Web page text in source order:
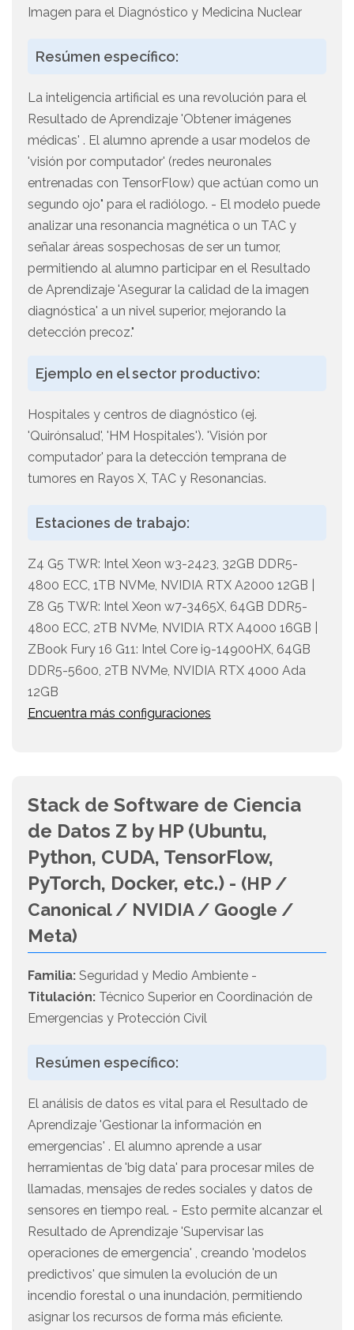
Imagen para el Diagnóstico y Medicina Nuclear
Resúmen específico:
La inteligencia artificial es una revolución para el
Resultado de Aprendizaje 'Obtener imágenes
médicas' . El alumno aprende a usar modelos de
'visión por computador' (redes neuronales
entrenadas con TensorFlow) que actúan como un
segundo ojo" para el radiólogo. - El modelo puede
analizar una resonancia magnética o un TAC y
señalar áreas sospechosas de ser un tumor,
permitiendo al alumno participar en el Resultado
de Aprendizaje 'Asegurar la calidad de la imagen
diagnóstica' a un nivel superior, mejorando la
detección precoz."
Ejemplo en el sector productivo:
Hospitales y centros de diagnóstico (ej.
'Quirónsalud', 'HM Hospitales'). 'Visión por
computador' para la detección temprana de
tumores en Rayos X, TAC y Resonancias.
Estaciones de trabajo:
Z4 G5 TWR: Intel Xeon w3-2423, 32GB DDR5-
4800 ECC, 1TB NVMe, NVIDIA RTX A2000 12GB |
Z8 G5 TWR: Intel Xeon w7-3465X, 64GB DDR5-
4800 ECC, 2TB NVMe, NVIDIA RTX A4000 16GB |
ZBook Fury 16 G11: Intel Core i9-14900HX, 64GB
DDR5-5600, 2TB NVMe, NVIDIA RTX 4000 Ada
12GB
Encuentra más configuraciones
Stack de Software de Ciencia
de Datos Z by HP (Ubuntu,
Python, CUDA, TensorFlow,
PyTorch, Docker, etc.) - (HP /
Canonical / NVIDIA / Google /
Meta)
Familia: Seguridad y Medio Ambiente -
Titulación: Técnico Superior en Coordinación de
Emergencias y Protección Civil
Resúmen específico:
El análisis de datos es vital para el Resultado de
Aprendizaje 'Gestionar la información en
emergencias' . El alumno aprende a usar
herramientas de 'big data' para procesar miles de
llamadas, mensajes de redes sociales y datos de
sensores en tiempo real. - Esto permite alcanzar el
Resultado de Aprendizaje 'Supervisar las
operaciones de emergencia' , creando 'modelos
predictivos' que simulen la evolución de un
incendio forestal o una inundación, permitiendo
asignar los recursos de forma más eficiente.